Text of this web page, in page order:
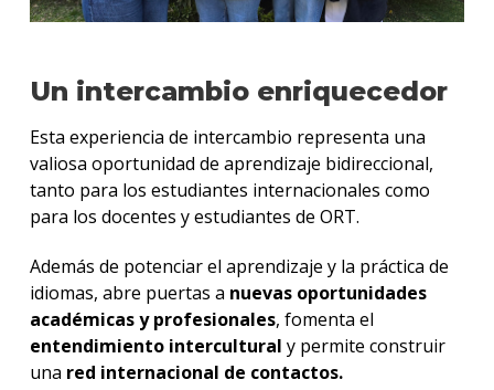
Un intercambio enriquecedor
Esta experiencia de intercambio representa una
valiosa oportunidad de aprendizaje bidireccional,
tanto para los estudiantes internacionales como
para los docentes y estudiantes de ORT.
Además de potenciar el aprendizaje y la práctica de
idiomas, abre puertas a nuevas oportunidades
académicas y profesionales, fomenta el
entendimiento intercultural y permite construir
una red internacional de contactos.